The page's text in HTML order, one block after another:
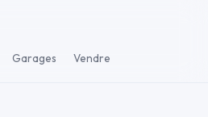
Garages Vendre